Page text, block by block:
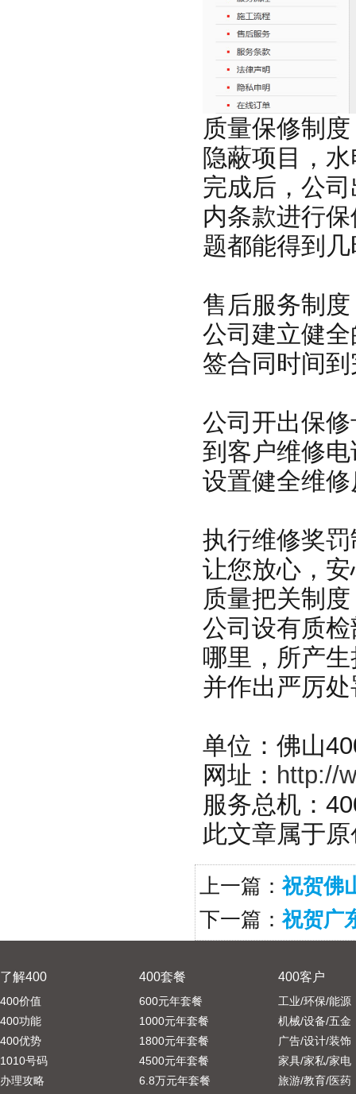
质量保修制
隐蔽项目，
完成后，公
内条款进行
题都能得到
售后服务制度
公司建立健
签合同时间
公司开出保
到客户维修
设置健全维
执行维修奖
让您放心，安
质量把关制
公司设有质
哪里，所产
并作出严厉
单位：佛山
网址： http://
服务总机：
此文章属于
上一篇：祝贺佛
下一篇：祝贺广
了解400
400价值
400功能
400优势
1010号码
办理攻略
400套餐
600元年套餐
1000元年套餐
1800元年套餐
4500元年套餐
6.8万元年套餐
400客户
工业/环保/能源
机械/设备/五金
广告/设计/装饰
家具/家私/家电
旅游/教育/医药